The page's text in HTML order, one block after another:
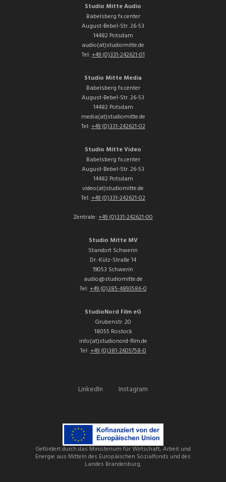
Studio Mitte Audio
Babelsberg fx.center
August-Bebel-Str. 26-53
14482 Potsdam
audio(at)studiomitte.de
Tel:+49 (0)331-242621-01
Studio Mitte Media
Babelsberg fx.center
August-Bebel-Str. 26-53
14482 Potsdam
media(at)studiomitte.de
Tel:+49 (0)331-242621-02
Studio Mitte Video
Babelsberg fx.center
August-Bebel-Str. 26-53
14482 Potsdam
video(at)studiomitte.de
Tel:+49 (0)331-242621-02
Zentrale: +49 (0)331-242621-00
Studio Mitte MV
Standort Schwerin
Dr.-Külz-Straße 14
19053 Schwerin
audio@studiomitte.de
Tel:+49 (0)385-4893586-0
StudioNord Film eG
Grubenstr. 20
18055 Rostock
info(at)studionord-film.de
Tel:+49 (0)381-2605758-0
LinkedIn Instagram
Gefördert durch das Ministerium für Wirtschaft, Arbeit und
Energie aus Mitteln des Europäischen Sozialfonds und des
Landes Brandenburg.